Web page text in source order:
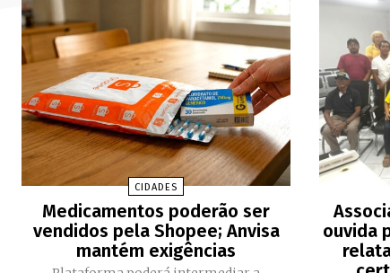
CIDADES
Medicamentos poderão ser
vendidos pela Shopee; Anvisa
mantém exigências
ouvida